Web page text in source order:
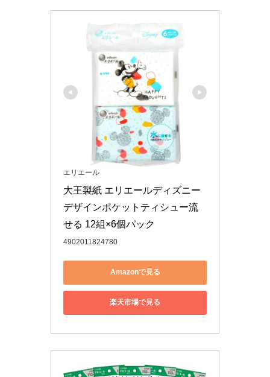
エリエール
大王製紙 エリエールディズニー
デザインポケットティシュー流
せる 12組×6個パック
4902011824780
Amazonで見る
楽天市場で見る